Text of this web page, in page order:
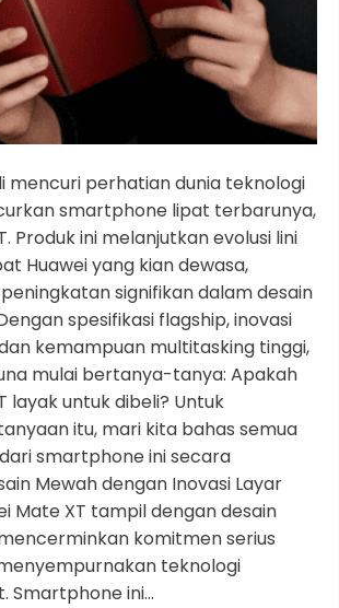
mencuri perhatian dunia teknologi
smartphone lipat terbarunya,
Produk ini melanjutkan evolusi lini
Huawei yang kian dewasa,
signifikan dalam desain
spesifikasi flagship, inovasi
kemampuan multitasking tinggi,
mulai bertanya-tanya: Apakah
layak untuk dibeli? Untuk
itu, mari kita bahas semua
smartphone ini secara
Mewah dengan Inovasi Layar
Mate XT tampil dengan desain
komitmen serius
teknologi
Smartphone ini…